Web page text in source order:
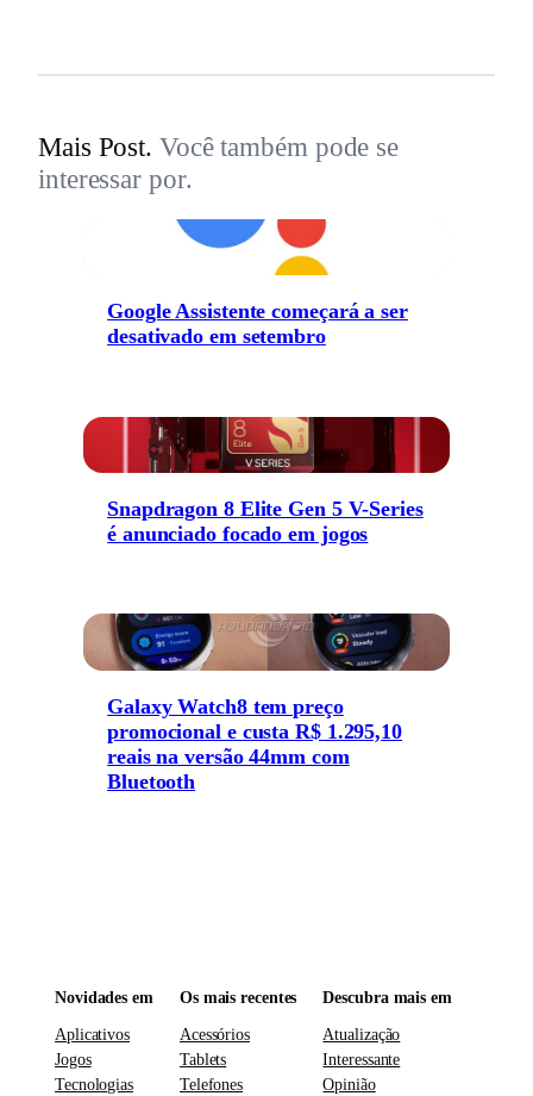
Mais Post. Você também pode se
interessar por.
Google Assistente começará a ser
desativado em setembro
Snapdragon 8 Elite Gen 5 V-Series
é anunciado focado em jogos
Galaxy Watch8 tem preço
promocional e custa R$ 1.295,10
reais na versão 44mm com
Bluetooth
Novidades em
Aplicativos
Jogos
Tecnologias
Os mais recentes
Acessórios
Tablets
Telefones
Descubra mais em
Atualização
Interessante
Opinião